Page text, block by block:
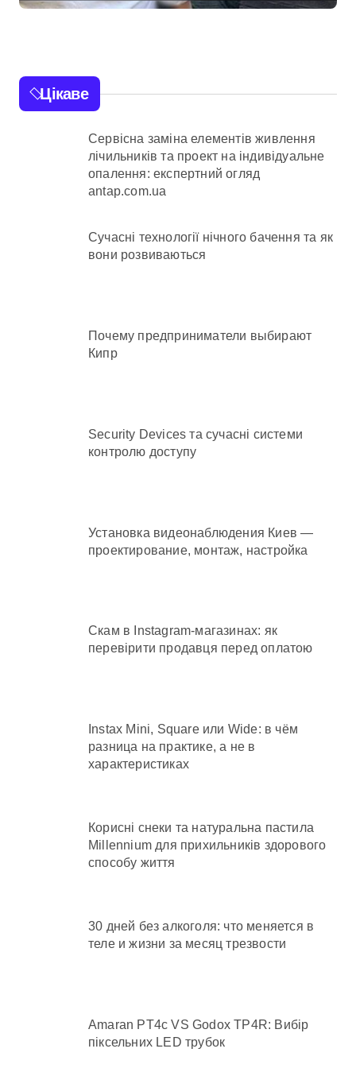
операції
Цікаве
Сервісна заміна елементів живлення
лічильників та проект на індивідуальне
опалення: експертний огляд
antap.com.ua
Сучасні технології нічного бачення та як
вони розвиваються
Почему предприниматели выбирают
Кипр
Security Devices та сучасні системи
контролю доступу
Установка видеонаблюдения Киев —
проектирование, монтаж, настройка
Скам в Instagram-магазинах: як
перевірити продавця перед оплатою
Instax Mini, Square или Wide: в чём
разница на практике, а не в
характеристиках
Корисні снеки та натуральна пастила
Millennium для прихильників здорового
способу життя
30 дней без алкоголя: что меняется в
теле и жизни за месяц трезвости
Amaran PT4c VS Godox TP4R: Вибір
піксельних LED трубок